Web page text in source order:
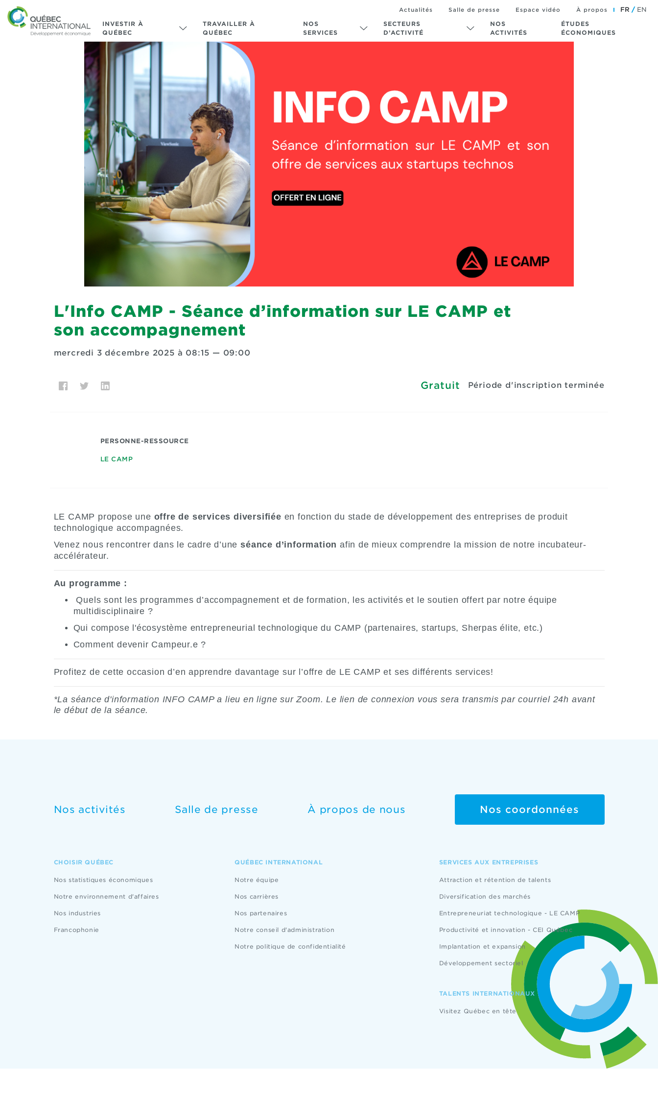
INVESTIR À
QUÉBEC
TRAVAILLER À
QUÉBEC
NOS
SERVICES
SECTEURS
D’ACTIVITÉ
NOS
ACTIVITÉS
ÉTUDES
ÉCONOMIQUES
Actualités Salle de presse Espace vidéo À propos FR EN
L'Info CAMP - Séance d’information sur LE CAMP et
son accompagnement
mercredi 3 décembre 2025 à 08:15 — 09:00
Gratuit Période d'inscription terminée
PERSONNE-RESSOURCE
LE CAMP
LE CAMP propose une offre de services diversifiée en fonction du stade de développement des entreprises de produit
technologique accompagnées.
Venez nous rencontrer dans le cadre d’uneséance d’information afin de mieux comprendre la mission de notre incubateur-
accélérateur.
Au programme :
Quels sont les programmes d’accompagnement et de formation, les activités et le soutien offert par notre équipe
multidisciplinaire ?
Qui compose l'écosystème entrepreneurial technologique du CAMP (partenaires, startups, Sherpas élite, etc.)
Comment devenir Campeur.e ?
Profitez de cette occasion d’en apprendre davantage sur l’offre de LE CAMP et ses différents services!
*La séance d'information INFO CAMP a lieu en ligne sur Zoom. Le lien de connexion vous sera transmis par courriel 24h avant
le début de la séance.
Nos activités Salle de presse À propos de nous Nos coordonnées
CHOISIR QUÉBEC
Nos statistiques économiques
Notre environnement d'affaires
Nos industries
Francophonie
QUÉBEC INTERNATIONAL
Notre équipe
Nos carrières
Nos partenaires
Notre conseil d'administration
Notre politique de confidentialité
SERVICES AUX ENTREPRISES
Attraction et rétention de talents
Diversification des marchés
Entrepreneuriat technologique - LE CAMP
Productivité et innovation - CEI Québec
Implantation et expansion
Développement sectoriel
TALENTS INTERNATIONAUX
Visitez Québec en tête